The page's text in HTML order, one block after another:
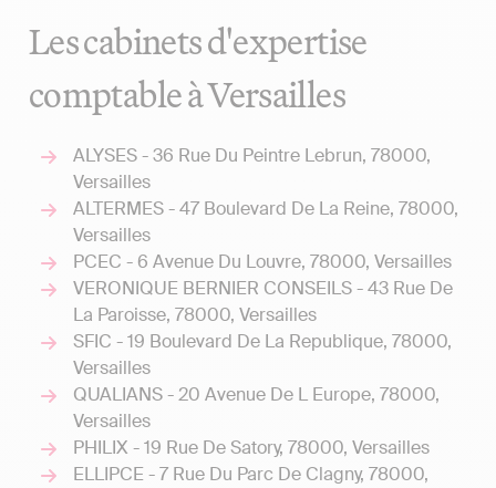
Les cabinets d'expertise
comptable à Versailles
ALYSES - 36 Rue Du Peintre Lebrun, 78000,
Versailles
ALTERMES - 47 Boulevard De La Reine, 78000,
Versailles
PCEC - 6 Avenue Du Louvre, 78000, Versailles
VERONIQUE BERNIER CONSEILS - 43 Rue De
La Paroisse, 78000, Versailles
SFIC - 19 Boulevard De La Republique, 78000,
Versailles
QUALIANS - 20 Avenue De L Europe, 78000,
Versailles
PHILIX - 19 Rue De Satory, 78000, Versailles
ELLIPCE - 7 Rue Du Parc De Clagny, 78000,